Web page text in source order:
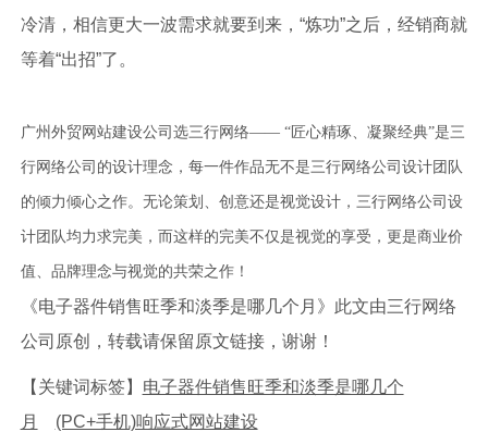
冷清，相信更大一波需求就要到来，“炼功”之后，经销商就
等着“出招”了。
广州外贸网站建设公司选三行网络—— “匠心精琢、凝聚经典”是三
行网络公司的设计理念，每一件作品无不是三行网络公司设计团队
的倾力倾心之作。无论策划、创意还是视觉设计，三行网络公司设
计团队均力求完美，而这样的完美不仅是视觉的享受，更是商业价
值、品牌理念与视觉的共荣之作！
《电子器件销售旺季和淡季是哪几个月》此文由三行网络
公司原创，转载请保留原文链接，谢谢！
【关键词标签】 电子器件销售旺季和淡季是哪几个
月
(PC+手机)响应式网站建设